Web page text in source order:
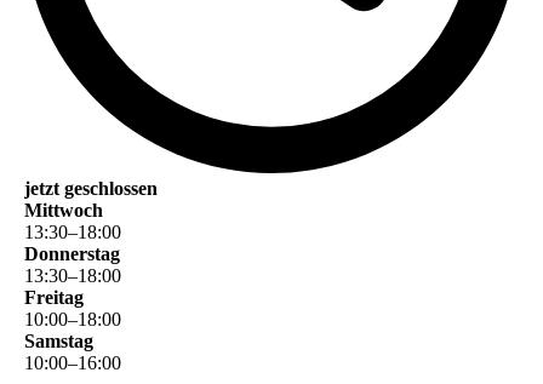
jetzt geschlossen
Mittwoch
13:30–18:00
Donnerstag
13:30–18:00
Freitag
10:00–18:00
Samstag
10:00–16:00